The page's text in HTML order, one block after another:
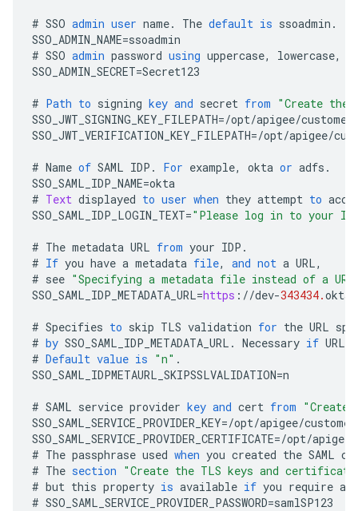
# SSO admin user name. The default is ssoadmin .
SSO_ADMIN_NAME=ssoadmin
# SSO admin password using uppercase, lowercase,
SSO_ADMIN_SECRET=Secret123
# Path to signing key and secret from "Create the
SSO_JWT_SIGNING_KEY_FILEPATH=/opt/apigee/customer
SSO_JWT_VERIFICATION_KEY_FILEPATH=/opt/apigee/
# Name of SAML IDP . For example, okta or adfs .
SSO_SAML_IDP_NAME=okta
# Text displayed to user when they attempt to
SSO_SAML_IDP_LOGIN_TEXT="Please log in to your
# The metadata URL from your IDP .
# If you have a metadata file, and not a URL,
# see "Specifying a metadata file instead of a
SSO_SAML_IDP_METADATA_URL=https : //dev-343434.
# Specifies to skip TLS validation for the URL
# by SSO_SAML_IDP_METADATA_URL . Necessary if URL
# Default value is "n" .
SSO_SAML_IDPMETAURL_SKIPSSLVALIDATION=n
# SAML service provider key and cert from "Create
SSO_SAML_SERVICE_PROVIDER_KEY=/opt/apigee/customer
SSO_SAML_SERVICE_PROVIDER_CERTIFICATE=/opt/apigee
# The passphrase used when you created the SAML
# The section "Create the TLS keys and
# but this property is available if you require a
# SSO_SAML_SERVICE_PROVIDER_PASSWORD=samlSP123